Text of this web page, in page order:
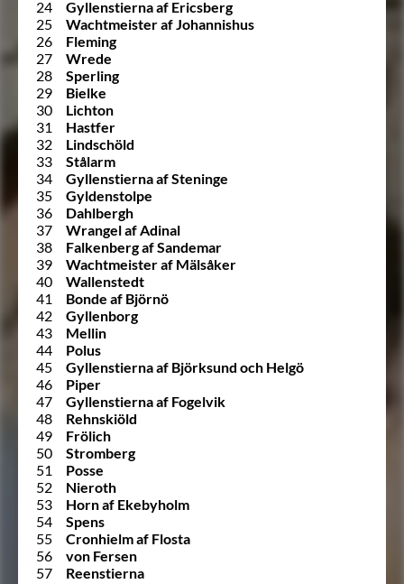
24
Gyllenstierna af Ericsberg
25
Wachtmeister af Johannishus
26
Fleming
27
Wrede
28
Sperling
29
Bielke
30
Lichton
31
Hastfer
32
Lindschöld
33
Stålarm
34
Gyllenstierna af Steninge
35
Gyldenstolpe
36
Dahlbergh
37
Wrangel af Adinal
38
Falkenberg af Sandemar
39
Wachtmeister af Mälsåker
40
Wallenstedt
41
Bonde af Björnö
42
Gyllenborg
43
Mellin
44
Polus
45
Gyllenstierna af Björksund och Helgö
46
Piper
47
Gyllenstierna af Fogelvik
48
Rehnskiöld
49
Frölich
50
Stromberg
51
Posse
52
Nieroth
53
Horn af Ekebyholm
54
Spens
55
Cronhielm af Flosta
56
von Fersen
57
Reenstierna